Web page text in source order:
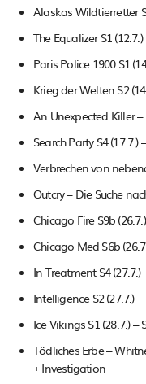
Alaskas Wildtierretter
The Equalizer S1 (12.7.)
Paris Police 1900 S1
Krieg der Welten S2
An Unexpected Killer
Search Party S4 (17.7.)
Verbrechen von
Outcry – Die Suche
Chicago Fire S9b
Chicago Med S6b
In Treatment S4 (27.7.)
Intelligence S2 (27.7.)
Ice Vikings S1 (28.7.) –
Tödliches Erbe –
+ Investigation